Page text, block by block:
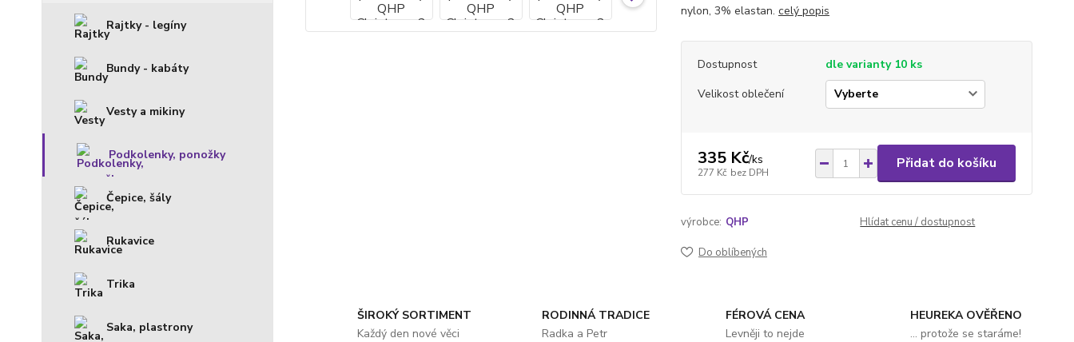
Rajtky - legíny
Bundy - kabáty
Vesty a mikiny
Podkolenky, ponožky
Čepice, šály
Rukavice
Trika
Saka, plastrony
nylon, 3% elastan. celý popis
Dostupnost
dle varianty 10 ks
Velikost oblečení
335 Kč/ks
277 Kč bez DPH
Přidat do košíku
výrobce: QHP Hlídat cenu / dostupnost
Do oblíbených
ŠIROKÝ SORTIMENT
Každý den nové věci
RODINNÁ TRADICE
Radka a Petr
FÉROVÁ CENA
Levněji to nejde
HEUREKA OVĚŘENO
... protože se staráme!